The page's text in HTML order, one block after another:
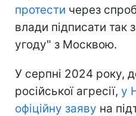
протести через
влади підписати так
угоду" з Москвою.
У серпні 2024 року,
російської агресії, у
офіційну заяву на